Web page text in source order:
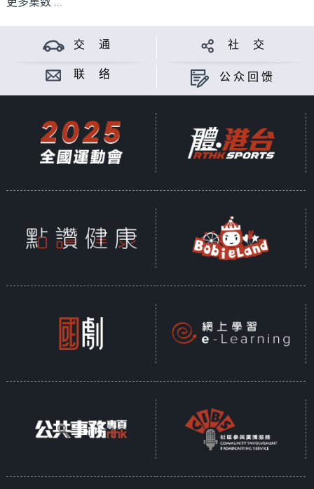
交 通 社 交
联 络 公众回馈